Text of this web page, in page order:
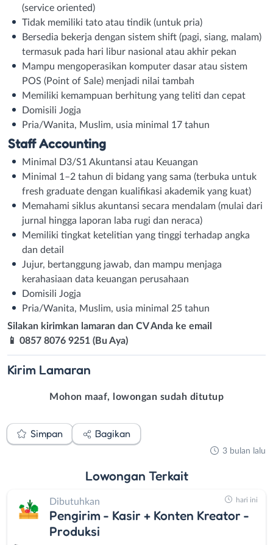
(service oriented)
Tidak memiliki tato atau tindik (untuk pria)
Bersedia bekerja dengan sistem shift (pagi, siang, malam)
termasuk pada hari libur nasional atau akhir pekan
Mampu mengoperasikan komputer dasar atau sistem
POS (Point of Sale) menjadi nilai tambah
Memiliki kemampuan berhitung yang teliti dan cepat
Domisili Jogja
Pria/Wanita, Muslim, usia minimal 17 tahun
Staff Accounting
Minimal D3/S1 Akuntansi atau Keuangan
Minimal 1–2 tahun di bidang yang sama (terbuka untuk
fresh graduate dengan kualifikasi akademik yang kuat)
Memahami siklus akuntansi secara mendalam (mulai dari
jurnal hingga laporan laba rugi dan neraca)
Memiliki tingkat ketelitian yang tinggi terhadap angka
dan detail
Jujur, bertanggung jawab, dan mampu menjaga
kerahasiaan data keuangan perusahaan
Domisili Jogja
Pria/Wanita, Muslim, usia minimal 25 tahun
Silakan kirimkan lamaran dan CV Anda ke email
📱 0857 8076 9251 (Bu Aya)
Kirim Lamaran
Mohon maaf, lowongan sudah ditutup
Simpan Bagikan
3 bulan lalu
Lowongan Terkait
Dibutuhkan
Pengirim - Kasir + Konten Kreator -
Produksi
hari ini